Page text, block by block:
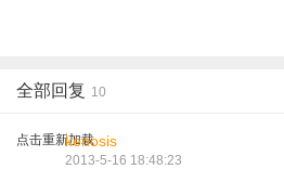
全部回复 10
点击重新加载
kenosis
2013-5-16 18:48:23